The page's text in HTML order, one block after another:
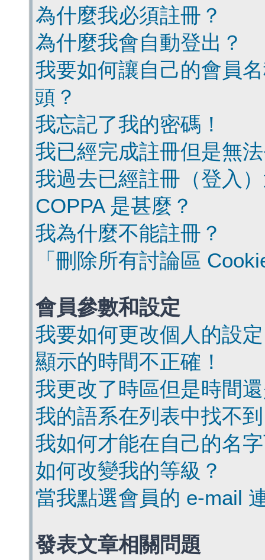
為什麼我必須註冊？
為什麼我會自動登出？
我要如何讓自己的會員
頭？
我忘記了我的密碼！
我已經完成註冊但是無
我過去已經註冊（登入
COPPA 是甚麼？
我為什麼不能註冊？
「刪除所有討論區
會員參數和設定
我要如何更改個人的設
顯示的時間不正確！
我更改了時區但是時間
我的語系在列表中找不
我如何才能在自己的名
如何改變我的等級？
當我點選會員的 e-mail
發表文章相關問題